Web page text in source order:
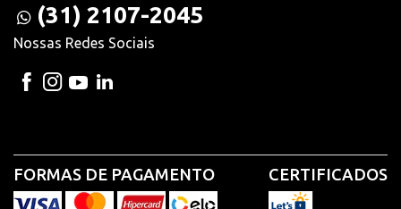
(31) 2107-2045
Nossas Redes Sociais
FORMAS DE PAGAMENTO CERTIFICADOS